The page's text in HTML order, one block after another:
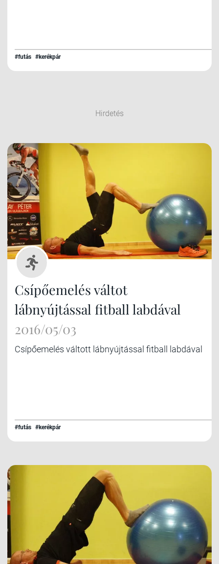
#futás #kerékpár
Hirdetés
Csípőemelés váltot
lábnyújtással fitball labdával
2016/05/03
Csípőemelés váltott lábnyújtással fitball labdával
#futás #kerékpár